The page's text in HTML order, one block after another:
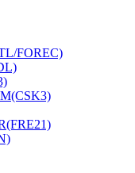
FOREC)